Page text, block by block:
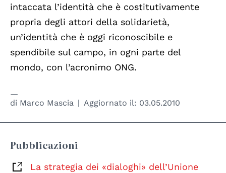
intaccata l’identità che è costitutivamente
propria degli attori della solidarietà,
un’identità che è oggi riconoscibile e
spendibile sul campo, in ogni parte del
mondo, con l’acronimo ONG.
di Marco Mascia Aggiornato il: 03.05.2010
Pubblicazioni
La strategia dei «dialoghi» dell’Unione